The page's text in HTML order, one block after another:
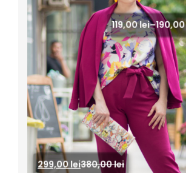
119,00lei–190,00
Top Bie Print
299,00 lei380,00lei
Pantaloni Capri